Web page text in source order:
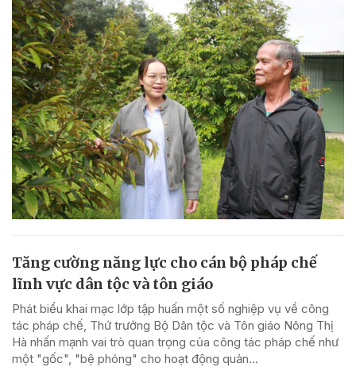
Tăng cường năng lực cho cán bộ pháp chế
lĩnh vực dân tộc và tôn giáo
Phát biểu khai mạc lớp tập huấn một số nghiệp vụ về công
tác pháp chế, Thứ trưởng Bộ Dân tộc và Tôn giáo Nông Thị
Hà nhấn mạnh vai trò quan trọng của công tác pháp chế như
một "gốc", "bệ phóng" cho hoạt động quản...